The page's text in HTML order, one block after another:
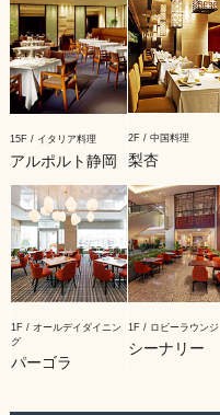
15F / イタリア料理
アルポルト静岡
2F / 中国料理
梨杏
1F / オールデイダイニン
グ
パーゴラ
1F / ロビーラウンジ
シーナリー